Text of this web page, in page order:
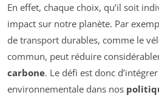
En effet, chaque choix, qu’il soit
impact sur notre planète. Par
de transport durables, comme le
commun, peut réduire
carbone. Le défi est donc
environnementale dans nos